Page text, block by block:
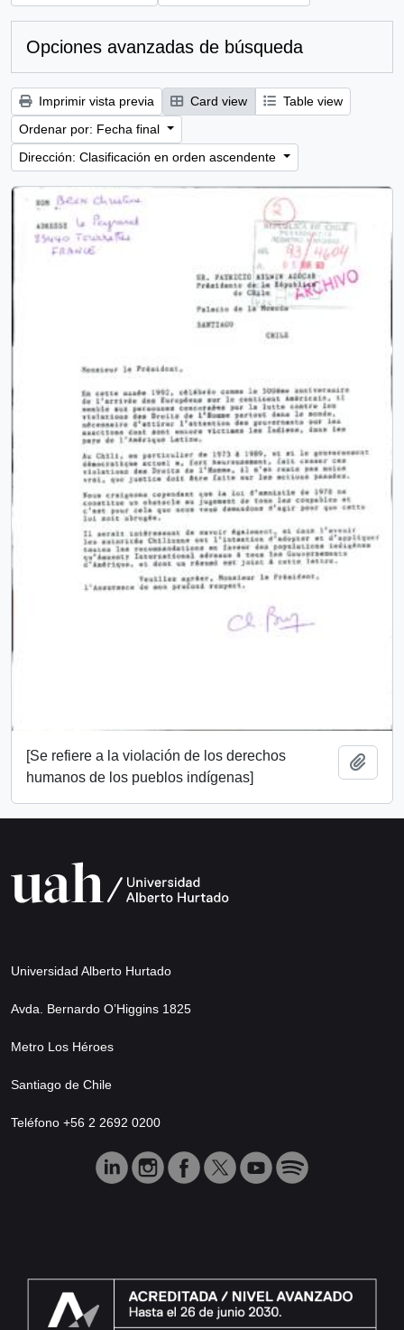
Opciones avanzadas de búsqueda
Imprimir vista previa Card view
Table view
Ordenar por: Fecha final
Dirección: Clasificación en orden ascendente
[Se refiere a la violación de los derechos
humanos de los pueblos indígenas]
Universidad Alberto Hurtado
Avda. Bernardo O’Higgins 1825
Metro Los Héroes
Santiago de Chile
Teléfono +56 2 2692 0200